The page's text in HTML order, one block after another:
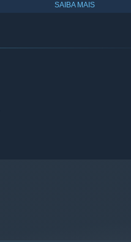
SAIBA MAIS